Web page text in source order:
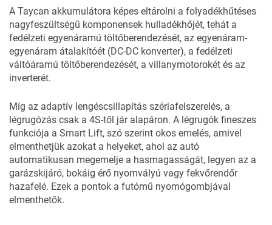
A Taycan akkumulátora képes eltárolni a folyadékhűtéses
nagyfeszültségű komponensek hulladékhőjét, tehát a
fedélzeti egyenáramú töltőberendezését, az egyenáram-
egyenáram átalakítóét (DC-DC konverter), a fedélzeti
váltóáramú töltőberendezését, a villanymotorokét és az
inverterét.
Míg az adaptív lengéscsillapítás szériafelszerelés, a
légrugózás csak a 4S-től jár alapáron. A légrugók fineszes
funkciója a Smart Lift, szó szerint okos emelés, amivel
elmenthetjük azokat a helyeket, ahol az autó
automatikusan megemelje a hasmagasságát, legyen az a
garázskijáró, bokáig érő nyomvályú vagy fekvőrendőr
hazafelé. Ezek a pontok a futómű nyomógombjával
elmenthetők.